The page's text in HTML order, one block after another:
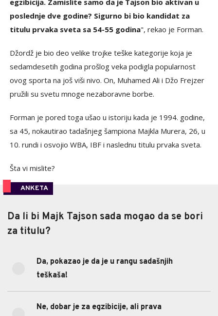
poslednje dve godine? Sigurno bi bio kandidat za
titulu prvaka sveta sa 54-55 godina", rekao je Forman.
Džordž je bio deo velike trojke teške kategorije koja je
sedamdesetih godina prošlog veka podigla popularnost
ovog sporta na još viši nivo. On, Muhamed Ali i Džo Frejzer
pružili su svetu mnoge nezaboravne borbe.
Forman je pored toga ušao u istoriju kada je 1994. godine,
sa 45, nokautirao tadašnjeg šampiona Majkla Murera, 26, u
10. rundi i osvojio WBA, IBF i naslednu titulu prvaka sveta.
Šta vi mislite?
ANKETA
Da li bi Majk Tajson sada mogao da se bori
Da, pokazao je da je u rangu sadašnjih teškaša!
nešto drugo
Da li bi Majk Tajson sada mogao da se bori
za titulu?
Da, pokazao je da je u rangu sadašnjih
teškaša!
Ne, dobar je za egzibicije, ali prava